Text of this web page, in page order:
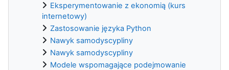
Eksperymentowanie z ekonomią (kurs
internetowy)
Zastosowanie języka Python
Nawyk samodyscypliny
Nawyk samodyscypliny
Modele wspomagające podejmowanie